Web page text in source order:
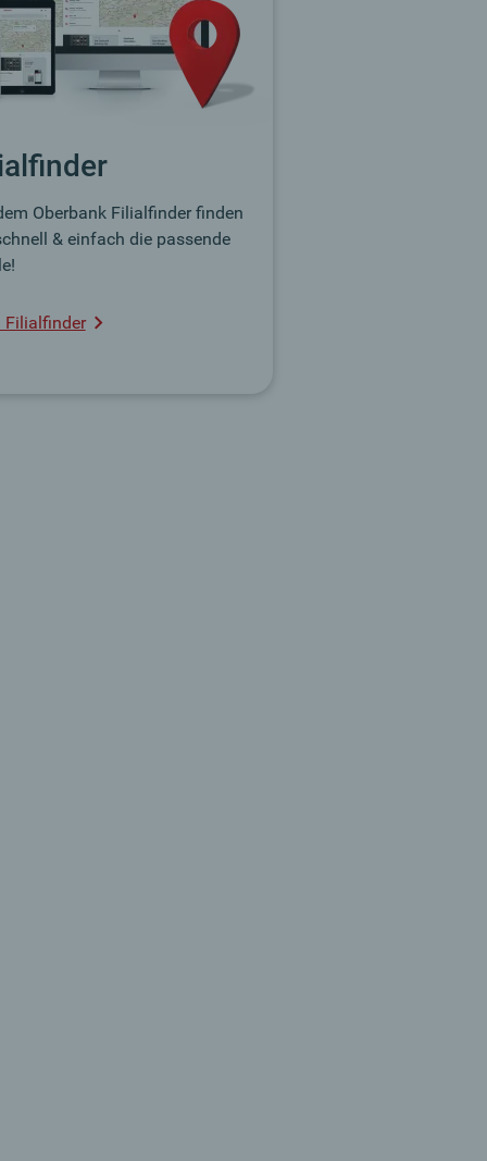
Oberbank Filialfinder finden
& einfach die passende
Filialfinder